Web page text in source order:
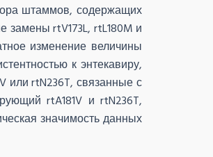
штаммов, содержащих
замены rtV173L, rtL180M и
изменение величины
к энтекавиру,
или rtN236T, связанные с
rtA181V и rtN236T,
значимость данных